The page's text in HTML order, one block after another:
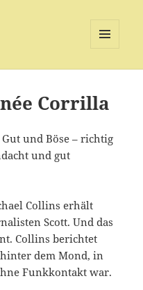
Corrilla
und Böse – richtig
und gut
Collins erhält
Scott. Und das
Collins berichtet
dem Mond, in
Funkkontakt war.